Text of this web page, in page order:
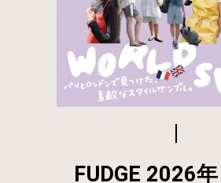
FUDGE 2026